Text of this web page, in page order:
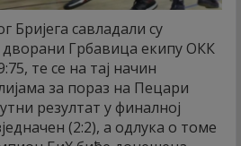
савладали су
дворани Грбавица екипу ОКК
те се на тај начин
за пораз на Пецари
резултат у финалној
(2:2), а одлука о томе